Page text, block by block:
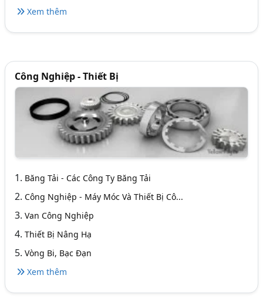
Xem thêm
Công Nghiệp - Thiết Bị
1. Băng Tải - Các Công Ty Băng Tải
2. Công Nghiệp - Máy Móc Và Thiết Bị Cô...
3. Van Công Nghiệp
4. Thiết Bị Nâng Hạ
5. Vòng Bi, Bạc Đạn
Xem thêm